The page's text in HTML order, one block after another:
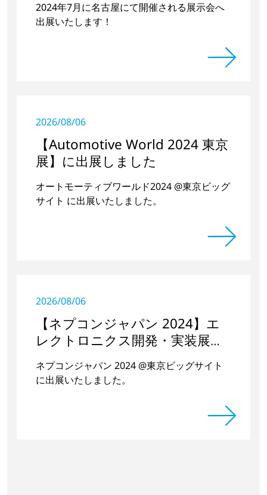
2024年7月に名古屋にて開催される展示会へ
出展いたします！
2026/08/06
【Automotive World 2024 東京
展】に出展しました
オートモーティブワールド2024 @東京ビッグ
サイト に出展いたしました。
2026/08/06
【ネプコンジャパン 2024】エ
レクトロニクス開発・実装展に
出展しました
ネプコンジャパン 2024 @東京ビッグサイト
に出展いたしました。